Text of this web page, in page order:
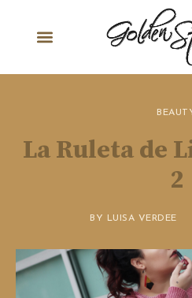
La Ruleta de
2
BY LUISA VERDEE